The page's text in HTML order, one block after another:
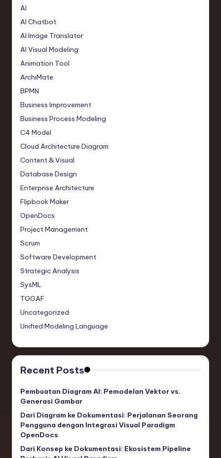
AI
AI Chatbot
AI Image Translator
AI Visual Modeling
Animation Tool
ArchiMate
BPMN
Business Improvement
Business Process Modeling
C4 Model
Cloud Architecture Diagram
Content & Visual
Database Design
Enterprise Architecture
Flipbook Maker
OpenDocs
Project Management
Scrum
Software Development
Strategic Analysis
SysML
TOGAF
Uncategorized
Unified Modeling Language
Recent Posts
Pembuatan Diagram AI: Pemodelan Vektor vs.
Generasi Gambar
Dari Diagram ke Dokumentasi: Perjalanan Seorang
Pengguna dengan Integrasi Visual Paradigm
OpenDocs
Dari Konsep ke Dokumentasi: Ekosistem Pipeline